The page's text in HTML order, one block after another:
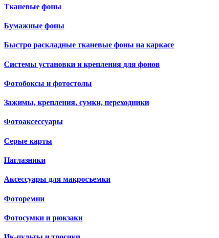
Тканевые фоны
Бумажные фоны
Быстро раскладные тканевые фоны на каркасе
Системы установки и крепления для фонов
Фотобоксы и фотостолы
Зажимы, крепления, сумки, переходники
Фотоаксессуары
Серые карты
Наглазники
Аксессуары для макросъемки
Фоторемни
Фотосумки и рюкзаки